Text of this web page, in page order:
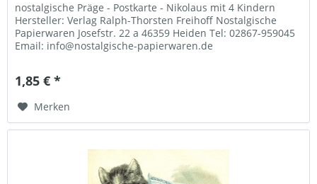
nostalgische Präge - Postkarte - Nikolaus mit 4 Kindern
Hersteller: Verlag Ralph-Thorsten Freihoff Nostalgische
Papierwaren Josefstr. 22 a 46359 Heiden Tel: 02867-959045
Email: info@nostalgische-papierwaren.de
1,85 € *
Merken